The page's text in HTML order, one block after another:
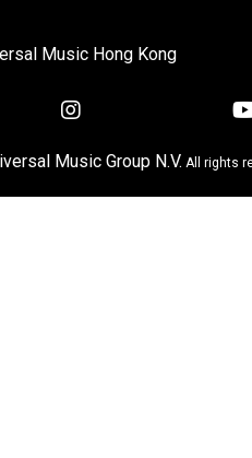
Music Hong Kong
Music Group N.V. All rights